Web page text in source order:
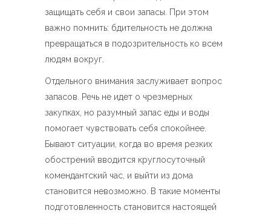
защищать себя и свои запасы. При этом
важно помнить: бдительность не должна
превращаться в подозрительность ко всем
людям вокруг.
Отдельного внимания заслуживает вопрос
запасов. Речь не идет о чрезмерных
закупках, но разумный запас еды и воды
помогает чувствовать себя спокойнее.
Бывают ситуации, когда во время резких
обострений вводится круглосуточный
комендантский час, и выйти из дома
становится невозможно. В такие моменты
подготовленность становится настоящей